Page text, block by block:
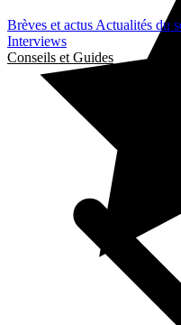
Brèves et actus Actualités du
Interviews
Conseils et Guides